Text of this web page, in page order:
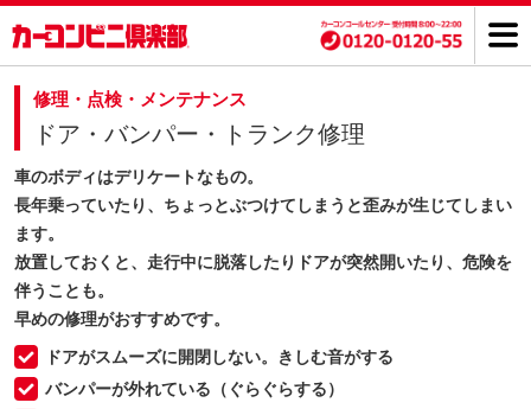
修理・点検・メンテナンス
ドア・バンパー・トランク修理
車のボディはデリケートなもの。
長年乗っていたり、ちょっとぶつけてしまうと歪みが生じてしまい
ます。
放置しておくと、走行中に脱落したりドアが突然開いたり、危険を
伴うことも。
早めの修理がおすすめです。
ドアがスムーズに開閉しない。きしむ音がする
バンパーが外れている（ぐらぐらする）